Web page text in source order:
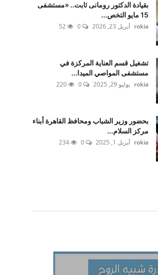
بقيادة الدكتور رومانى ثابت.. «مستشفى
15 مايو التخص...
rokia أبريل 23, 2026 0
52
تشغيل قسم العناية المركزة في
مستشفى المواصي الميدا...
rokia يوليو 29, 2025 0
220
بحضور وزير الشباب ومحافظ القاهرة أبناء
مركز السلام...
rokia أبريل 1, 2025 0
234